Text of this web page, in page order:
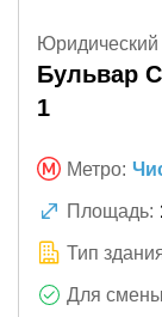
Юридический
Бульвар
1
Метро:
Площадь:
Тип
Для